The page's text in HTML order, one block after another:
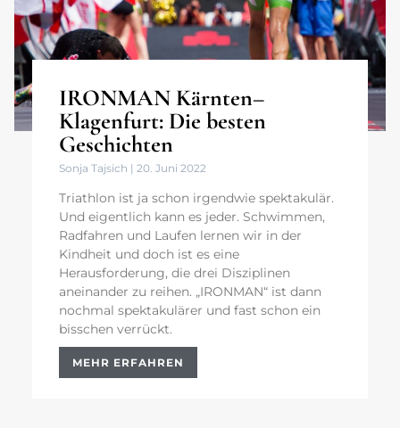
IRONMAN Kärnten–
Klagenfurt: Die besten
Geschichten
Sonja Tajsich 20. Juni 2022
Triathlon ist ja schon irgendwie spektakulär.
Und eigentlich kann es jeder. Schwimmen,
Radfahren und Laufen lernen wir in der
Kindheit und doch ist es eine
Herausforderung, die drei Disziplinen
aneinander zu reihen. „IRONMAN“ ist dann
nochmal spektakulärer und fast schon ein
bisschen verrückt.
MEHR ERFAHREN